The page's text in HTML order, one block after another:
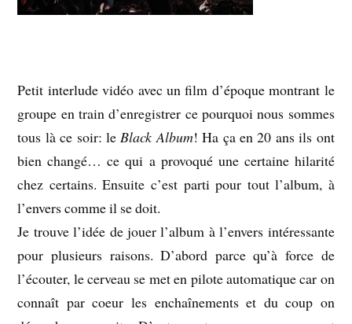
Petit interlude vidéo avec un film d’époque montrant le
groupe en train d’enregistrer ce pourquoi nous sommes
tous là ce soir: le Black Album! Ha ça en 20 ans ils ont
bien changé… ce qui a provoqué une certaine hilarité
chez certains. Ensuite c’est parti pour tout l’album, à
l’envers comme il se doit.
Je trouve l’idée de jouer l’album à l’envers intéressante
pour plusieurs raisons. D’abord parce qu’à force de
l’écouter, le cerveau se met en pilote automatique car on
connaît par coeur les enchaînements et du coup on